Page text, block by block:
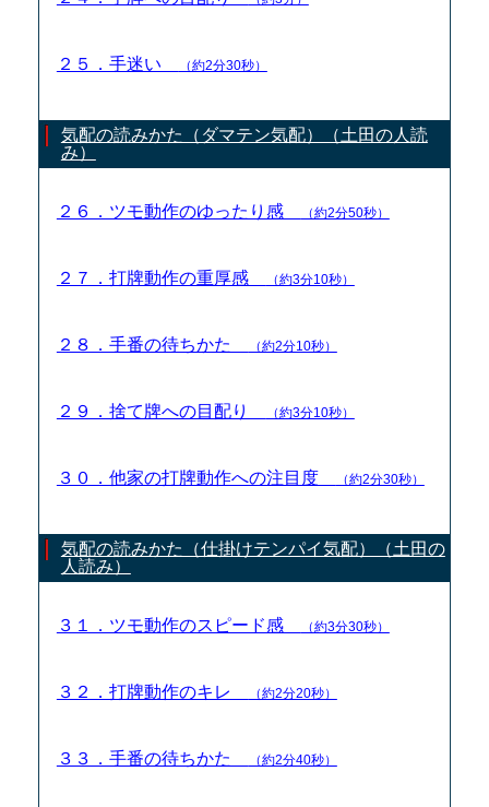
２５．手迷い （約2分30秒）
気配の読みかた（ダマテン気配）（土田の人読
み）
２６．ツモ動作のゆったり感 （約2分50秒）
２７．打牌動作の重厚感 （約3分10秒）
２８．手番の待ちかた （約2分10秒）
２９．捨て牌への目配り （約3分10秒）
３０．他家の打牌動作への注目度 （約2分30秒）
気配の読みかた（仕掛けテンパイ気配）（土田の
人読み）
３１．ツモ動作のスピード感 （約3分30秒）
３２．打牌動作のキレ （約2分20秒）
３３．手番の待ちかた （約2分40秒）